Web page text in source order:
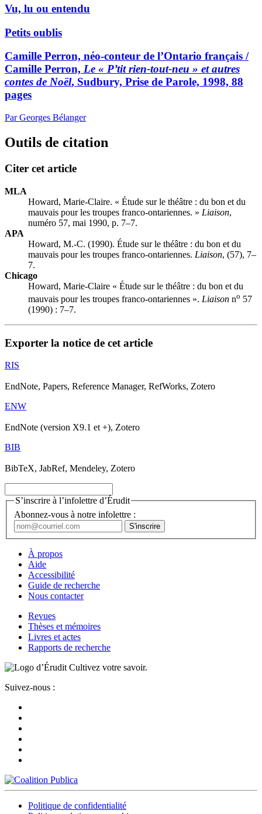
Vu, lu ou entendu
Petits oublis
Camille Perron, néo-conteur de l’Ontario français /
Camille Perron, Le « P’tit rien-tout-neu » et autres
contes de Noël, Sudbury, Prise de Parole, 1998, 88
pages
Par Georges Bélanger
Outils de citation
Citer cet article
MLA
Howard, Marie-Claire. « Étude sur le théâtre : du bon et du
mauvais pour les troupes franco-ontariennes. » Liaison,
numéro 57, mai 1990, p. 7–7.
APA
Howard, M.-C. (1990). Étude sur le théâtre : du bon et du
mauvais pour les troupes franco-ontariennes. Liaison, (57), 7–
7.
Chicago
Howard, Marie-Claire « Étude sur le théâtre : du bon et du
mauvais pour les troupes franco-ontariennes ». Liaison no 57
(1990) : 7–7.
Exporter la notice de cet article
RIS
EndNote, Papers, Reference Manager, RefWorks, Zotero
ENW
EndNote (version X9.1 et +), Zotero
BIB
BibTeX, JabRef, Mendeley, Zotero
S’inscrire à l’infolettre d’Érudit
Abonnez-vous à notre infolettre :
À propos
Aide
Accessibilité
Guide de recherche
Nous contacter
Revues
Thèses et mémoires
Livres et actes
Rapports de recherche
Cultivez votre savoir.
Suivez-nous :
Politique de confidentialité